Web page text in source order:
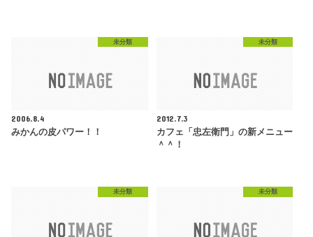
未分類
2006.8.4
みかんの皮パワー！！
未分類
2012.7.3
カフェ「忠左衛門」の新メニュー
＾＾！
未分類 未分類